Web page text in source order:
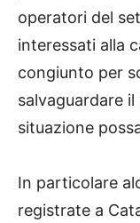
operatori del
interessati alla
congiunto per
salvaguardare
situazione
In particolare
registrate a